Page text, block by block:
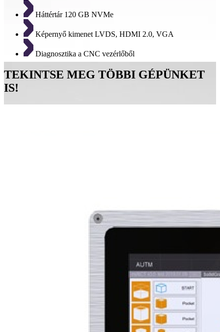
Háttértár 120 GB NVMe
Képernyő kimenet LVDS, HDMI 2.0, VGA
Diagnosztika a CNC vezérlőből
TEKINTSE MEG TÖBBI GÉPÜNKET
IS!